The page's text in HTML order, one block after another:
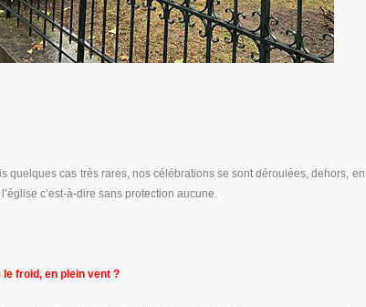
quelques cas très rares, nos célébrations se sont déroulées, dehors, en
c’est-à-dire sans protection aucune.
froid, en plein vent ?